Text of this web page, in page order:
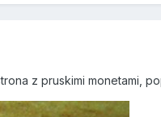
z pruskimi monetami,